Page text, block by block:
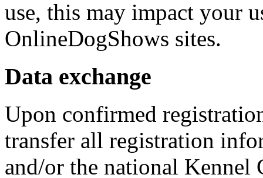
use, this may impact your
OnlineDogShows sites.
Data exchange
Upon confirmed
transfer all registration
and/or the national Kennel